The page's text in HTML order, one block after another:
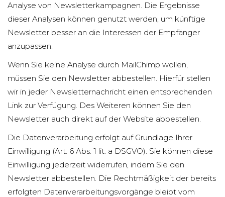
Analyse von Newsletterkampagnen. Die Ergebnisse
dieser Analysen können genutzt werden, um künftige
Newsletter besser an die Interessen der Empfänger
anzupassen.
Wenn Sie keine Analyse durch MailChimp wollen,
müssen Sie den Newsletter abbestellen. Hierfür stellen
wir in jeder Newsletternachricht einen entsprechenden
Link zur Verfügung. Des Weiteren können Sie den
Newsletter auch direkt auf der Website abbestellen.
Die Datenverarbeitung erfolgt auf Grundlage Ihrer
Einwilligung (Art. 6 Abs. 1 lit. a DSGVO). Sie können diese
Einwilligung jederzeit widerrufen, indem Sie den
Newsletter abbestellen. Die Rechtmäßigkeit der bereits
erfolgten Datenverarbeitungsvorgänge bleibt vom